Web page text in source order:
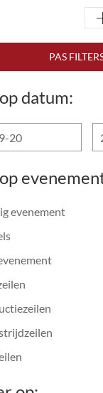
datum:
evenement